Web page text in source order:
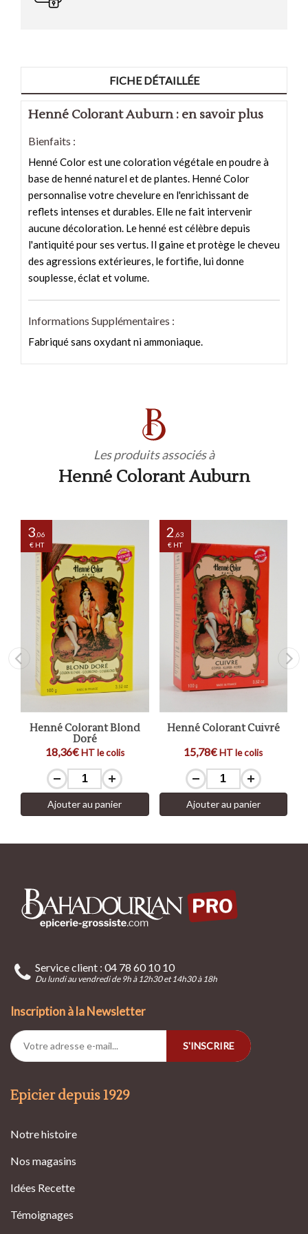
FICHE DÉTAILLÉE
Henné Colorant Auburn : en savoir plus
Bienfaits :
Henné Color est une coloration végétale en poudre à
base de henné naturel et de plantes. Henné Color
personnalise votre chevelure en l'enrichissant de
reflets intenses et durables. Elle ne fait intervenir
aucune décoloration. Le henné est célèbre depuis
l'antiquité pour ses vertus. Il gaine et protège le cheveu
des agressions extérieures, le fortifie, lui donne
souplesse, éclat et volume.
Informations Supplémentaires :
Fabriqué sans oxydant ni ammoniaque.
Les produits associés à
Henné Colorant Auburn
3,06
€ HT
Henné Colorant Blond
Doré
18,36€ HT le colis
Ajouter au panier
2,63
€ HT
Henné Colorant Cuivré
15,78€HT le colis
Ajouter au panier
Service client : 04 78 60 10 10
Du lundi au vendredi de 9h à 12h30 et 14h30 à 18h
Inscription à la Newsletter
S'INSCRIRE
Epicier depuis 1929
Notre histoire
Nos magasins
Idées Recette
Témoignages